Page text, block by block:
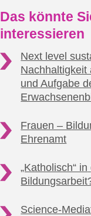
Das könnte
interessieren
Next level
Nachhaltigkeit
und Aufgabe
Frauen –
Ehrenamt
„Katholisch“ in
Science-